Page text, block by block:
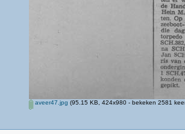
aveer47.jpg (95.15 KB, 424x980 - bekeken 2581